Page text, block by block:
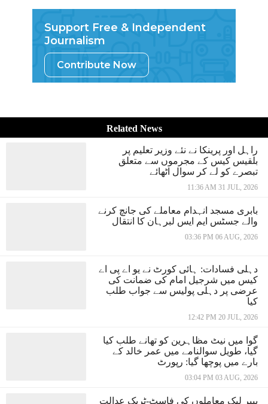
Support Free & Independent
Journalism
Contribute Now
Related News
راہل اور پرینکا نے نئے وزیر تعلیم پر
بلقیس کیس کے مجرموں سے متعلق
تبصرے کو لے کر سوال اٹھائے
11:36 AM 31 JUL, 2026
بابری مسجد انہدام معاملے کی جانچ کرنے
والے جسٹس ایم ایس لبرہان کا انتقال
03:36 PM 06 AUG, 2026
دہلی فسادات: ہائی کورٹ نے یو اے پی اے
کیس میں شرجیل امام کی ضمانت کی
عرضی پر دہلی پولیس سے جواب طلب
کیا
12:42 PM 20 JUL, 2026
گوا میں نیٹ مظاہرین کو تھانے طلب کیا
گیا، طویل سوالنامے میں عمر خالد کے
بارے میں پوچھا گیا: رپورٹ
03:04 PM 03 AUG, 2026
پیپر لیک معاملوں کی فاسٹ-ٹریک عدالت